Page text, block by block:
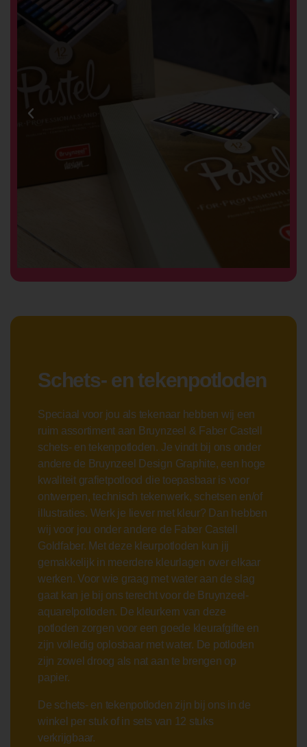
Schets- en tekenpotloden
Speciaal voor jou als tekenaar hebben wij een
ruim assortiment aan Bruynzeel & Faber Castell
schets- en tekenpotloden. Je vindt bij ons onder
andere de Bruynzeel Design Graphite, een hoge
kwaliteit grafietpotlood die toepasbaar is voor
ontwerpen, technisch tekenwerk, schetsen en/of
illustraties. Werk je liever met kleur? Dan hebben
wij voor jou onder andere de Faber Castell
Goldfaber. Met deze kleurpotloden kun jij
gemakkelijk in meerdere kleurlagen over elkaar
werken. Voor wie graag met water aan de slag
gaat kan je bij ons terecht voor de Bruynzeel-
aquarelpotloden. De kleurkern van deze
potloden zorgen voor een goede kleurafgifte en
zijn volledig oplosbaar met water. De potloden
zijn zowel droog als nat aan te brengen op
papier.
De schets- en tekenpotloden zijn bij ons in de
winkel per stuk of in sets van 12 stuks
verkrijgbaar.